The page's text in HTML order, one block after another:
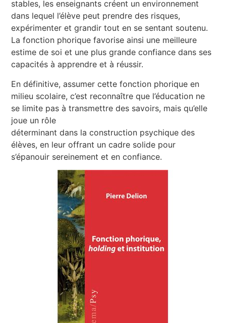
stables, les enseignants créent un environnement
dans lequel l’élève peut prendre des risques,
expérimenter et grandir tout en se sentant soutenu.
La fonction phorique favorise ainsi une meilleure
estime de soi et une plus grande confiance dans ses
capacités à apprendre et à réussir.
En définitive, assumer cette fonction phorique en
milieu scolaire, c’est reconnaître que l’éducation ne
se limite pas à transmettre des savoirs, mais qu’elle
joue un rôle
déterminant dans la construction psychique des
élèves, en leur offrant un cadre solide pour
s’épanouir sereinement et en confiance.